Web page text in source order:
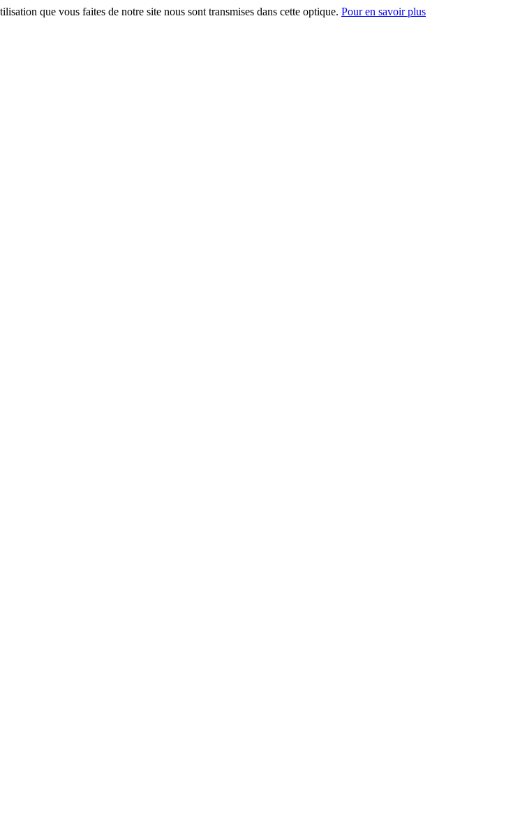
que vous faites de notre site nous sont transmises dans cette optique. Pour en savoir plus